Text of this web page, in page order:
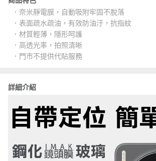
．奈米靜電膜，自動吸附牢固不脫落
．表面疏水疏油，有效防油汙，抗指紋
．材質輕薄，隱形呵護
．高透光率，拍照清晰
．門市不提供代貼服務
詳細介紹